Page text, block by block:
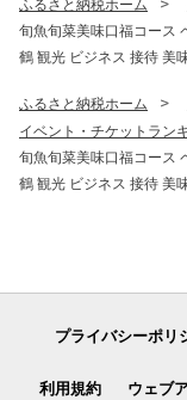
き家庭 忙しい日の夕
足解消 おかずセット
ふるさと納税ホーム
旬魚旬菜美味口福コース
鶴 観光 ビジネス 接待 美
ふるさと納税ホーム
イベント・チケットラン
旬魚旬菜美味口福コース
鶴 観光 ビジネス 接待 美
プライバシーポリ
利用規約 ウェブ